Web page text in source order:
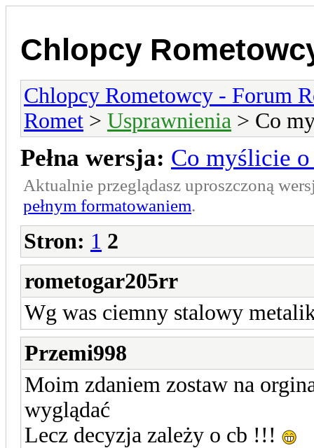
Chlopcy
Chlopcy Rometowcy - Forum
Romet > Usprawnienia > Co
Pełna wersja: Co myślicie
Aktualnie przeglądasz uproszczoną
pełnym formatowaniem.
Stron: 1 2
rometogar205rr
Wg was ciemny stalowy
Przemi998
Moim zdaniem zostaw na
wyglądać
Lecz decyzja zależy o cb !!!